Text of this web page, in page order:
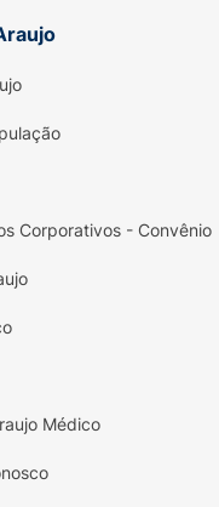
Corporativos - Convênio
Médico